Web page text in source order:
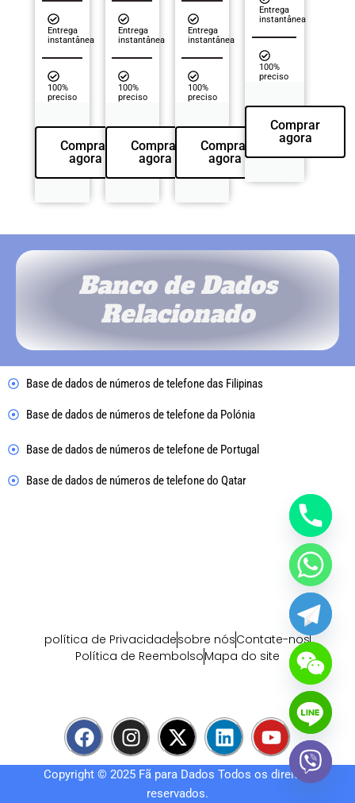
Entrega
instantânea
100%
preciso
Comprar
agora
Entrega
instantânea
100%
preciso
Comprar
agora
Entrega
instantânea
100%
preciso
Comprar
agora
Entrega
instantânea
100%
preciso
Comprar
agora
Banco de Dados
Relacionado
Base de dados de números de telefone das Filipinas
Base de dados de números de telefone da Polónia
Base de dados de números de telefone de Portugal
Base de dados de números de telefone do Qatar
política de Privacidadesobre nósContate-nos
Política de ReembolsoMapa do site
F
a
c
e
I
n
s
t
X
-
t
w
L
i
n
k
Y
o
u
t
Copyright © 2025 Fã para Dados Todos os direitos
reservados.